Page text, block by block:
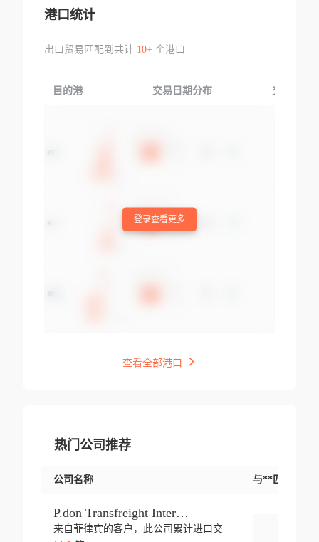
港口统计
出口贸易匹配到共计 10+个港口
目的港 交易日期分布 交易产品
登录查看更多
查看全部港口
热门公司推荐
公司名称 与**匹配交易
P.don Transfreight International
来自菲律宾的客户，此公司累计进口交